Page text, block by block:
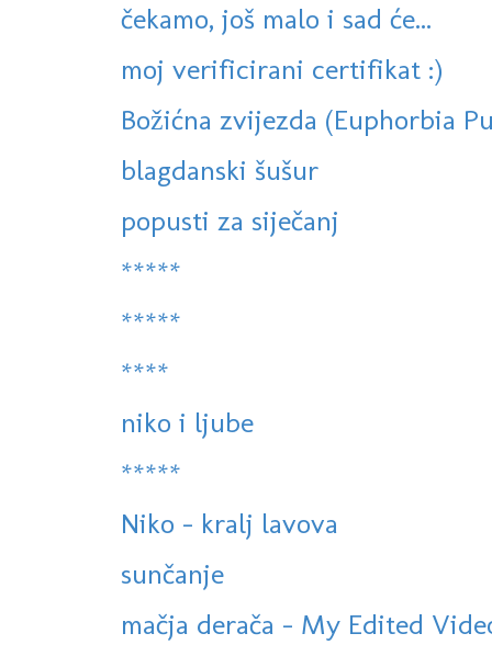
čekamo, još malo i sad će...
moj verificirani certifikat :)
Božićna zvijezda (Euphorbia
blagdanski šušur
popusti za siječanj
*****
*****
****
niko i ljube
*****
Niko - kralj lavova
sunčanje
mačja derača - My Edited